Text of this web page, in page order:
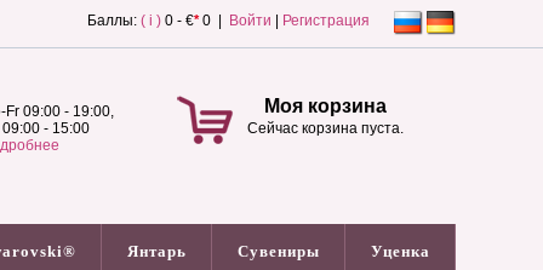
Баллы: ( i ) 0 - €*0 | Войти Регистрация
Fr 09:00 - 19:00,
09:00 - 15:00
Моя корзина
Сейчас корзина пуста.
Янтарь Сувениры Уценка